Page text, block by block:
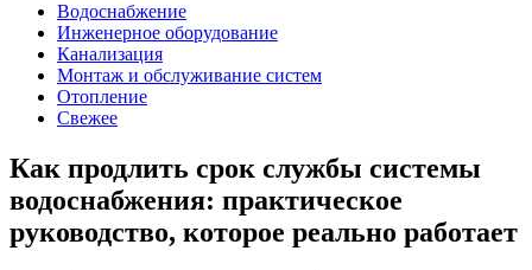
Водоснабжение
Инженерное оборудование
Канализация
Монтаж и обслуживание систем
Отопление
Свежее
Как продлить срок службы системы
водоснабжения: практическое
руководство, которое реально работает